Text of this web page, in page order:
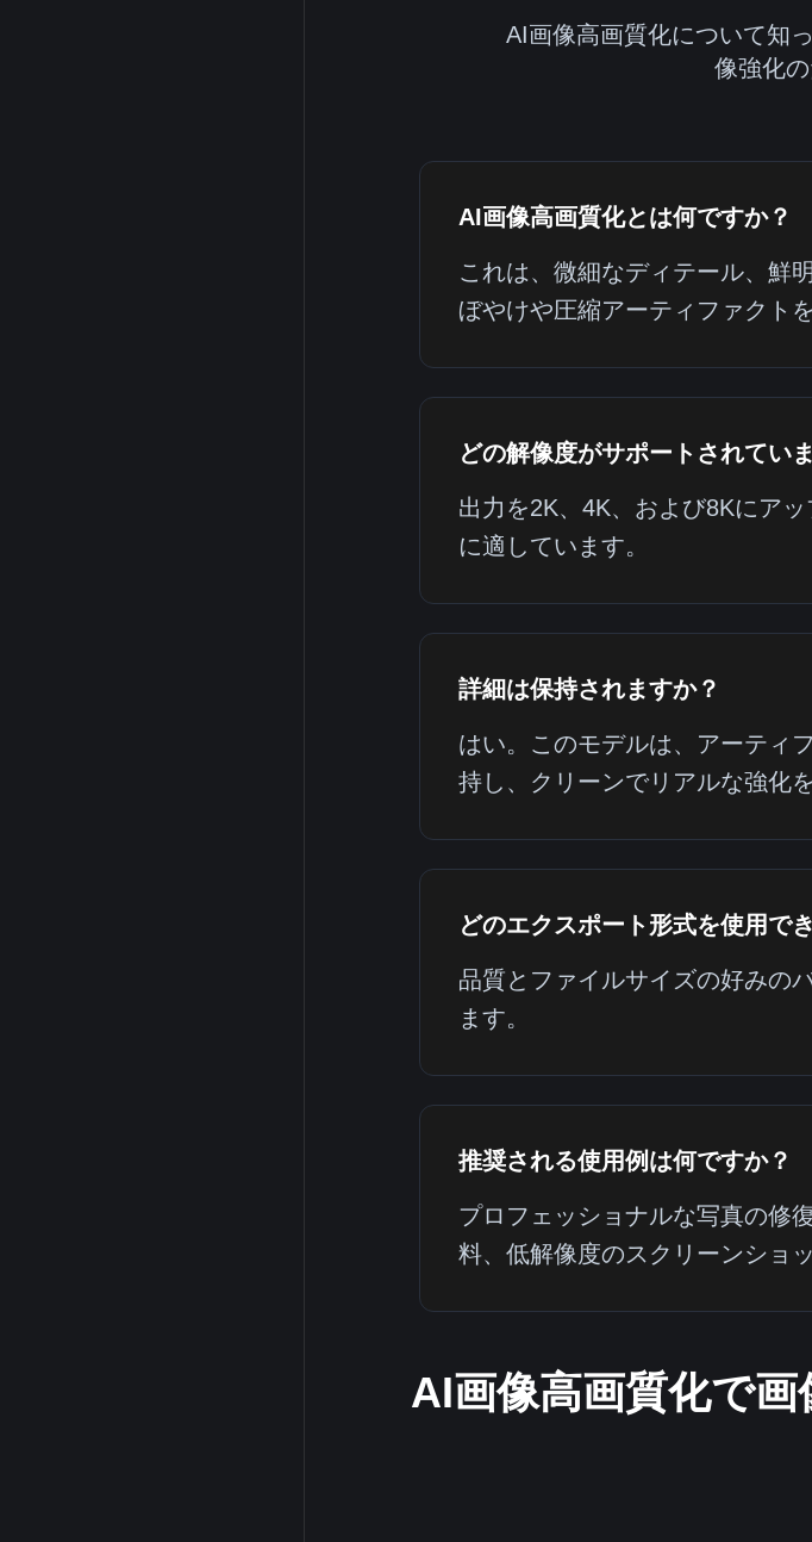
AI画像高画質化について知
像強化
AI画像高画質化とは何ですか？
これは、微細なディテール、鮮
ぼやけや圧縮アーティファクト
どの解像度がサポートされてい
出力を2K、4K、および8Kにア
に適しています。
詳細は保持されますか？
はい。このモデルは、アーティ
持し、クリーンでリアルな強化
どのエクスポート形式を使用で
品質とファイルサイズの好みの
ます。
推奨される使用例は何ですか？
プロフェッショナルな写真の修
料、低解像度のスクリーンショ
AI画像高画質化で